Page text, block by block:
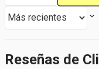
Reseñas de